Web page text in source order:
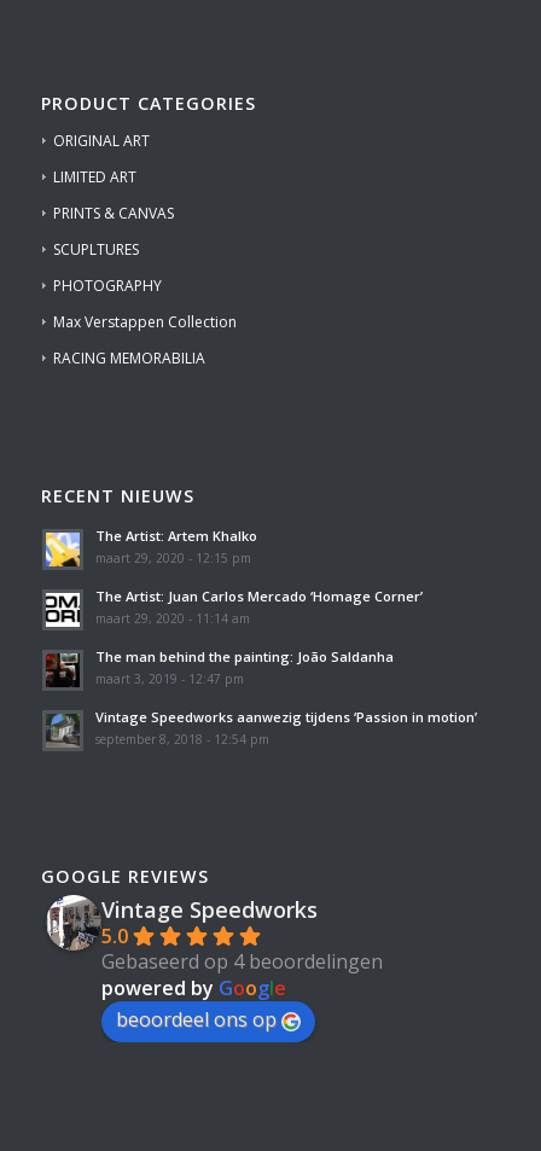
PRODUCT CATEGORIES
ORIGINAL ART
LIMITED ART
PRINTS & CANVAS
SCUPLTURES
PHOTOGRAPHY
Max Verstappen Collection
RACING MEMORABILIA
RECENT NIEUWS
The Artist: Artem Khalko
maart 29, 2020 - 12:15 pm
The Artist: Juan Carlos Mercado ‘Homage Corner’
maart 29, 2020 - 11:14 am
The man behind the painting: João Saldanha
maart 3, 2019 - 12:47 pm
Vintage Speedworks aanwezig tijdens ‘Passion in motion’
september 8, 2018 - 12:54 pm
GOOGLE REVIEWS
Vintage Speedworks
5.0
Gebaseerd op 4 beoordelingen
powered by Google
beoordeel ons op